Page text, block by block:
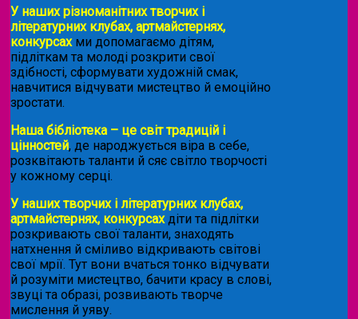
У наших різноманітних творчих і
літературних клубах, артмайстернях,
конкурсахми допомагаємо дітям,
підліткам та молоді розкрити свої
здібності, сформувати художній смак,
навчитися відчувати мистецтво й емоційно
зростати.
Наша бібліотека – це світ традицій і
цінностей, де народжується віра в себе,
розквітають таланти й сяє світло творчості
у кожному серці.
У наших творчих і літературних клубах,
артмайстернях, конкурсахдіти та підлітки
розкривають свої таланти, знаходять
натхнення й сміливо відкривають світові
свої мрії. Тут вони вчаться тонко відчувати
й розуміти мистецтво, бачити красу в слові,
звуці та образі, розвивають творче
мислення й уяву.